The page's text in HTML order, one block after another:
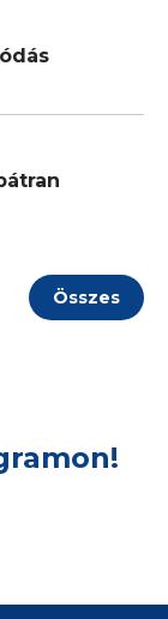
Összes